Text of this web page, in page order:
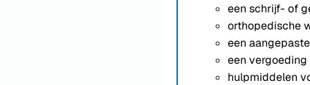
een schrijf- of
orthopedische
een
een
hulpmiddelen